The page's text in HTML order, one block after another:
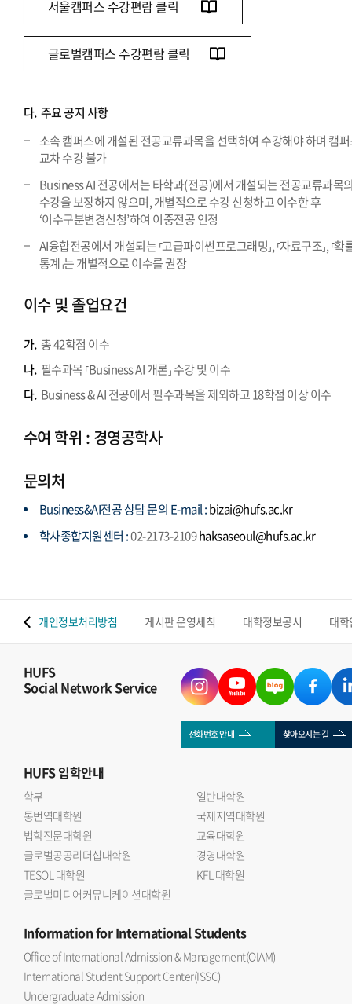
서울캠퍼스 수강편람 클릭
글로벌캠퍼스 수강편람 클릭
다. 주요 공지 사항
소속 캠퍼스에 개설된 전공교류과목을 선택하여 수강해야 하며 캠
교차 수강 불가
Business AI 전공에서는 타학과(전공)에서 개설되는 전공교류과목
수강을 보장하지 않으며, 개별적으로 수강 신청하고 이수한 후
‘이수구분변경신청’하여 이중전공 인정
AI융합전공에서 개설되는 ⸢고급파이썬프로그래밍⸥, ⸢자료구조⸥, ⸢확
통계⸥는 개별적으로 이수를 권장
이수 및 졸업요건
가. 총 42학점 이수
나. 필수과목 ⸢Business AI 개론⸥ 수강 및 이수
다. Business & AI 전공에서 필수과목을 제외하고 18학점 이상 이수
수여 학위 : 경영공학사
문의처
Business&AI전공 상담 문의 E-mail :bizai@hufs.ac.kr
학사종합지원센터 :02-2173-2109haksaseoul@hufs.ac.kr
개인정보처리방침 게시판 운영세칙 대학정보공시 대
HUFS
Social Network Service
전화번호 안내 찾아오시는 길
HUFS입학안내
학부
일반대학원
통번역대학원
국제지역대학원
법학전문대학원
교육대학원
글로벌공공리더십대학원
경영대학원
TESOL 대학원
KFL 대학원
글로벌미디어커뮤니케이션대학원
Informationfor International Students
Office of International Admission & Management(OIAM)
International Student Support Center(ISSC)
Undergraduate Admission